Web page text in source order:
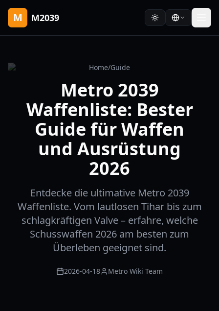
M M2039
Home/Guide
Metro 2039
Waffenliste: Bester
Guide für Waffen
und Ausrüstung
2026
Entdecke die ultimative Metro 2039
Waffenliste. Vom lautlosen Tihar bis zum
schlagkräftigen Valve – erfahre, welche
Schusswaffen 2026 am besten zum
Überleben geeignet sind.
2026-04-18 Metro Wiki Team